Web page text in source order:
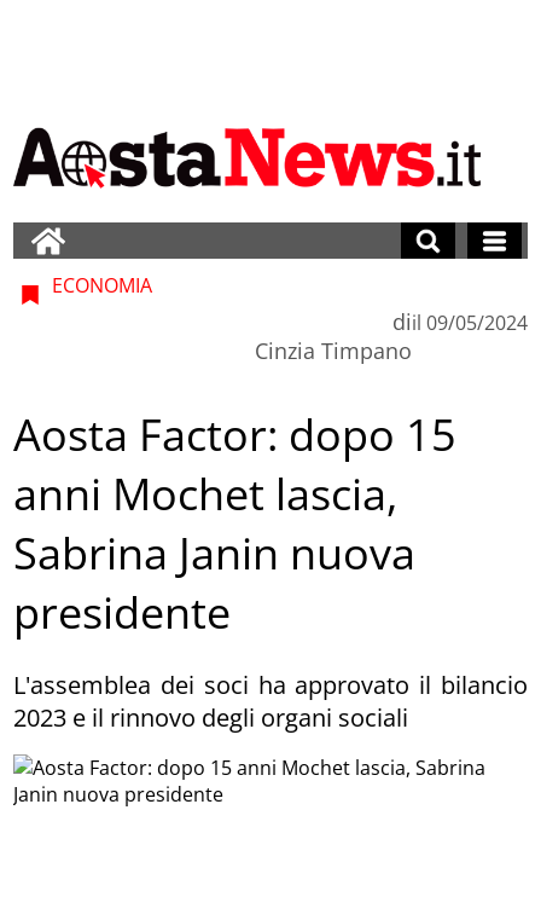
ECONOMIA
di
Cinzia Timpano
il 09/05/2024
Aosta Factor: dopo 15
anni Mochet lascia,
Sabrina Janin nuova
presidente
L'assemblea dei soci ha approvato il bilancio
2023 e il rinnovo degli organi sociali